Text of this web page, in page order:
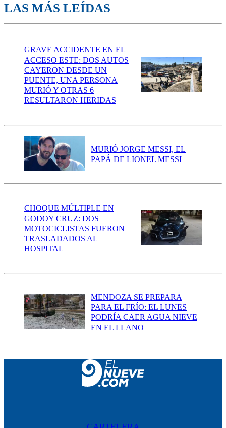
LAS MÁS LEÍDAS
GRAVE ACCIDENTE EN EL
ACCESO ESTE: DOS AUTOS
CAYERON DESDE UN
PUENTE, UNA PERSONA
MURIÓ Y OTRAS 6
RESULTARON HERIDAS
MURIÓ JORGE MESSI, EL
PAPÁ DE LIONEL MESSI
CHOQUE MÚLTIPLE EN
GODOY CRUZ: DOS
MOTOCICLISTAS FUERON
TRASLADADOS AL
HOSPITAL
MENDOZA SE PREPARA
PARA EL FRÍO: EL LUNES
PODRÍA CAER AGUA NIEVE
EN EL LLANO